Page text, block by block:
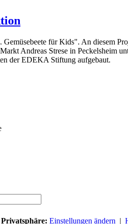
für Kids". An diesem
Andreas Strese in Peckelsheim
der EDEKA Stiftung aufgebaut.
Privatsphäre: Einstellungen ändern |